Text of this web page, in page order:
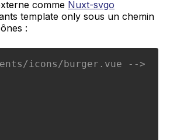
comme Nuxt-svgo
template only sous un chemin
:
icons/burger.vue -->